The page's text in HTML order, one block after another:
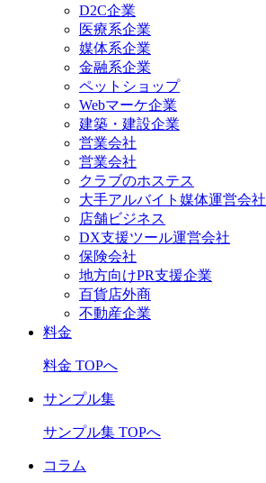
D2C企業
医療系企業
媒体系企業
金融系企業
ペットショップ
Webマーケ企業
建築・建設企業
営業会社
営業会社
クラブのホステス
大手アルバイト媒体運営会社
店舗ビジネス
DX支援ツール運営会社
保険会社
地方向けPR支援企業
百貨店外商
不動産企業
料金
料金 TOPへ
サンプル集
サンプル集 TOPへ
コラム